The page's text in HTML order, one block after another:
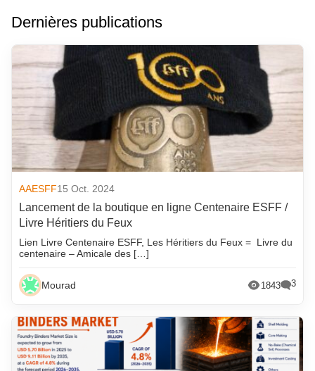
Dernières publications
AAESFF15 Oct. 2024
Lancement de la boutique en ligne Centenaire ESFF /
Livre Héritiers du Feux
Lien Livre Centenaire ESFF, Les Héritiers du Feux = Livre du
centenaire – Amicale des […]
Mourad 1843 3